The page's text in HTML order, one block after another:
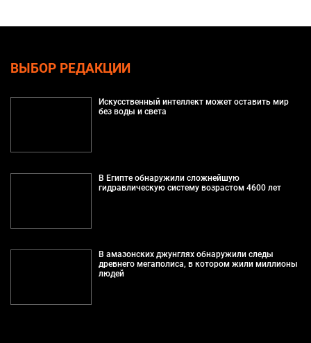
ВЫБОР РЕДАКЦИИ
Искусственный интеллект может оставить мир
без воды и света
В Египте обнаружили сложнейшую
гидравлическую систему возрастом 4600 лет
В амазонских джунглях обнаружили следы
древнего мегаполиса, в котором жили миллионы
людей